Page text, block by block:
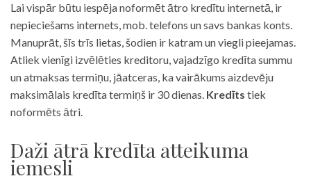
Lai vispār būtu iespēja noformēt ātro kredītu internetā, ir
nepieciešams internets, mob. telefons un savs bankas konts.
Manuprāt, šīs trīs lietas, šodien ir katram un viegli pieejamas.
Atliek vienīgi izvēlēties kreditoru, vajadzīgo kredīta summu
un atmaksas termiņu, jāatceras, ka vairākums aizdevēju
maksimālais kredīta termiņš ir 30 dienas. Kredīts tiek
noformēts ātri.
Daži ātrā kredīta atteikuma
iemesli